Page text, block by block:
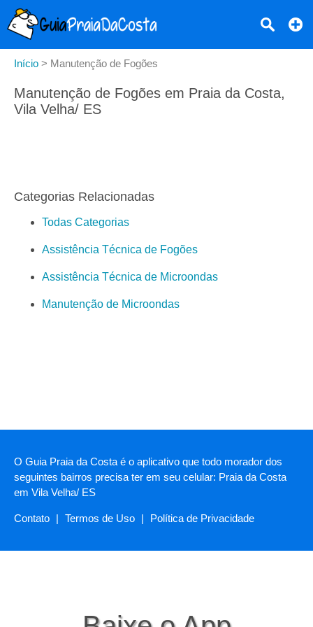
Início > Manutenção de Fogões
Manutenção de Fogões em Praia da Costa,
Vila Velha/ ES
Categorias Relacionadas
Todas Categorias
Assistência Técnica de Fogões
Assistência Técnica de Microondas
Manutenção de Microondas
O Guia Praia da Costa é o aplicativo que todo morador dos
seguintes bairros precisa ter em seu celular: Praia da Costa
em Vila Velha/ ES
Contato | Termos de Uso | Política de Privacidade